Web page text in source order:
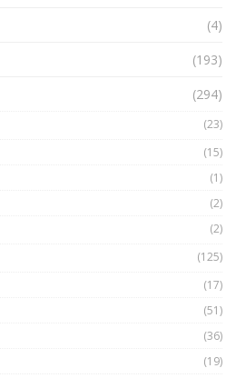
(4)
(193)
(294)
(23)
(15)
(1)
(2)
(2)
(125)
(17)
(51)
(36)
(19)